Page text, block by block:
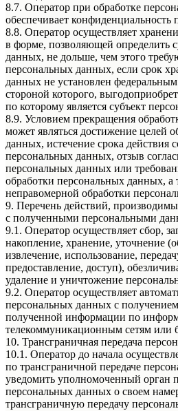
8.7. Оператор при обработке
обеспечивает
8.8. Оператор осуществляет
в форме, позволяющей определить
данных, не дольше, чем этого
персональных данных, если срок
данных не установлен
стороной которого,
по которому является субъект
8.9. Условием прекращения
может являться достижение целей
данных, истечение срока действия
персональных данных, отзыв
персональных данных или
обработки персональных данных, а
неправомерной обработки
9. Перечень действий,
с полученными персональными
9.1. Оператор осуществляет сбор,
накопление, хранение, уточнение
извлечение, использование,
предоставление, доступ),
удаление и уничтожение
9.2. Оператор осуществляет
персональных данных с
полученной информации по
телекоммуникационным сетям или
10. Трансграничная передача
10.1. Оператор до начала
по трансграничной передаче
уведомить уполномоченный орган
персональных данных о своем
трансграничную передачу